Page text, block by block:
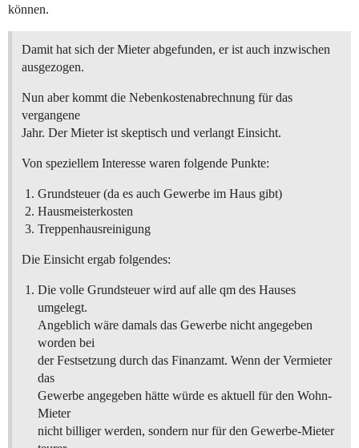
können.
Damit hat sich der Mieter abgefunden, er ist auch inzwischen
ausgezogen.
Nun aber kommt die Nebenkostenabrechnung für das
vergangene
Jahr. Der Mieter ist skeptisch und verlangt Einsicht.
Von speziellem Interesse waren folgende Punkte:
Grundsteuer (da es auch Gewerbe im Haus gibt)
Hausmeisterkosten
Treppenhausreinigung
Die Einsicht ergab folgendes:
Die volle Grundsteuer wird auf alle qm des Hauses
umgelegt.
Angeblich wäre damals das Gewerbe nicht angegeben
worden bei
der Festsetzung durch das Finanzamt. Wenn der Vermieter
das
Gewerbe angegeben hätte würde es aktuell für den Wohn-
Mieter
nicht billiger werden, sondern nur für den Gewerbe-Mieter